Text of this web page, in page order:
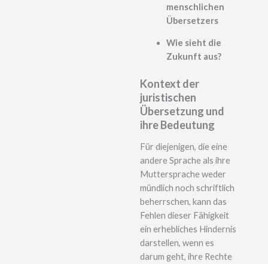
menschlichen
Übersetzers
Wie sieht die
Zukunft aus?
Kontext der
juristischen
Übersetzung und
ihre Bedeutung
Für diejenigen, die eine
andere Sprache als ihre
Muttersprache weder
mündlich noch schriftlich
beherrschen, kann das
Fehlen dieser Fähigkeit
ein erhebliches Hindernis
darstellen, wenn es
darum geht, ihre Rechte